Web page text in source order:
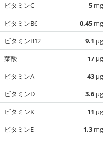
ビタミンC
5 mg
ビタミンB6
0.45 mg
ビタミンB12
9.1 µg
葉酸
17 µg
ビタミンA
43 µg
ビタミンD
3.6 µg
ビタミンK
11 µg
ビタミンE
1.3 mg